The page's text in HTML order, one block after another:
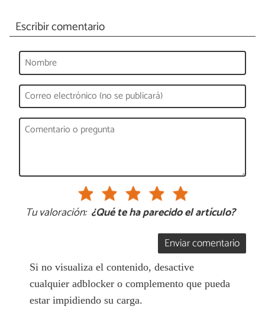
Escribir comentario
Tu valoración: ¿Qué te ha parecido el artículo?
Enviar comentario
Si no visualiza el contenido, desactive
cualquier adblocker o complemento que pueda
estar impidiendo su carga.